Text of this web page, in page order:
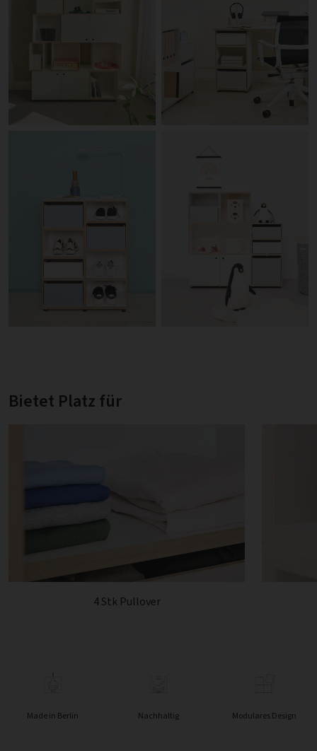
Bietet Platz für
4 Stk Pullover
Made in Berlin Nachhaltig Modulares Design